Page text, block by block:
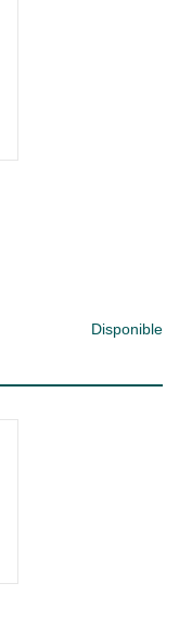
Disponible